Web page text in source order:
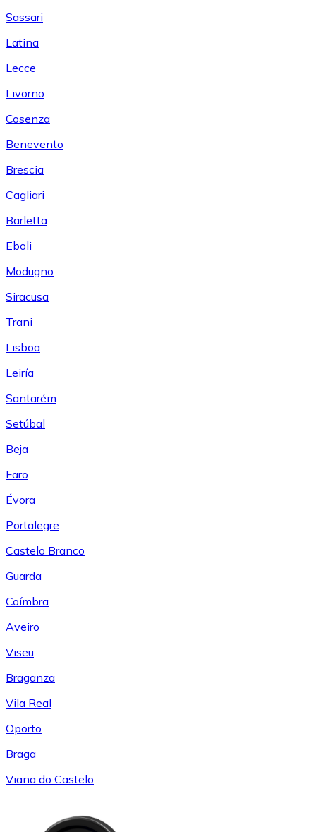
Sassari
Latina
Lecce
Livorno
Cosenza
Benevento
Brescia
Cagliari
Barletta
Eboli
Modugno
Siracusa
Trani
Lisboa
Leiría
Santarém
Setúbal
Beja
Faro
Évora
Portalegre
Castelo Branco
Guarda
Coímbra
Aveiro
Viseu
Braganza
Vila Real
Oporto
Braga
Viana do Castelo